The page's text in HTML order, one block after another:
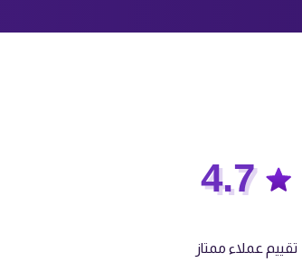
4.7
تقييم عملاء ممتاز